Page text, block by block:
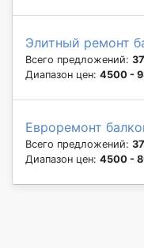
Элитный ремонт
Всего предложений: 37
Диапазон цен: 4500 -
Евроремонт
Всего предложений: 37
Диапазон цен: 4500 -